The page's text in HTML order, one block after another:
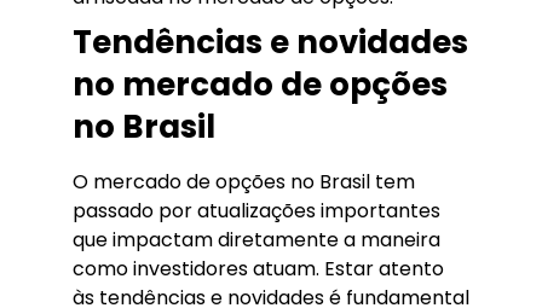
Tendências e novidades
no mercado de opções
no Brasil
O mercado de opções no Brasil tem
passado por atualizações importantes
que impactam diretamente a maneira
como investidores atuam. Estar atento
às tendências e novidades é fundamental